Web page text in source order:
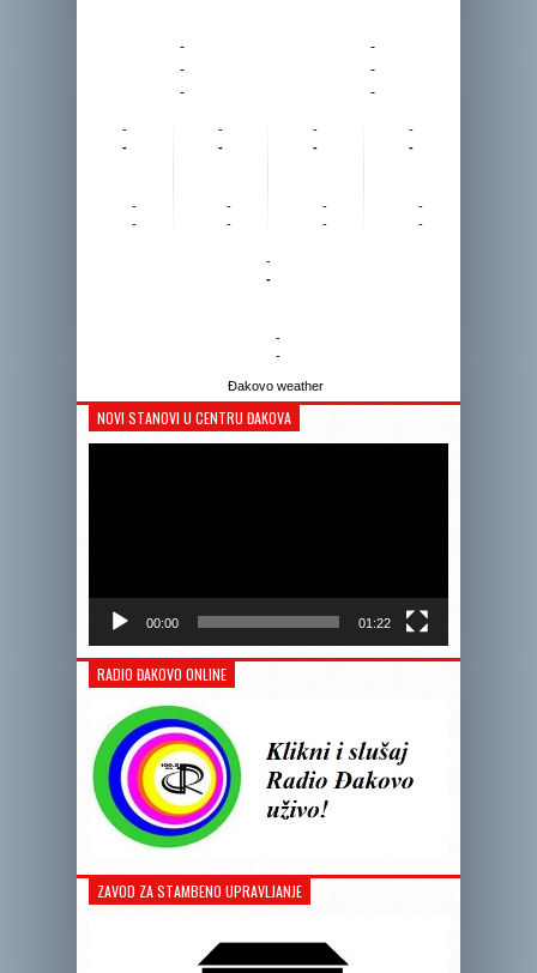
-
-
-
-
-
-
-
-
-
-
-
-
-
-
-
-
-
-
-
-
-
-
-
-
-
-
Đakovo weather
NOVI STANOVI U CENTRU ĐAKOVA
00:00 01:22
RADIO ĐAKOVO ONLINE
ZAVOD ZA STAMBENO UPRAVLJANJE